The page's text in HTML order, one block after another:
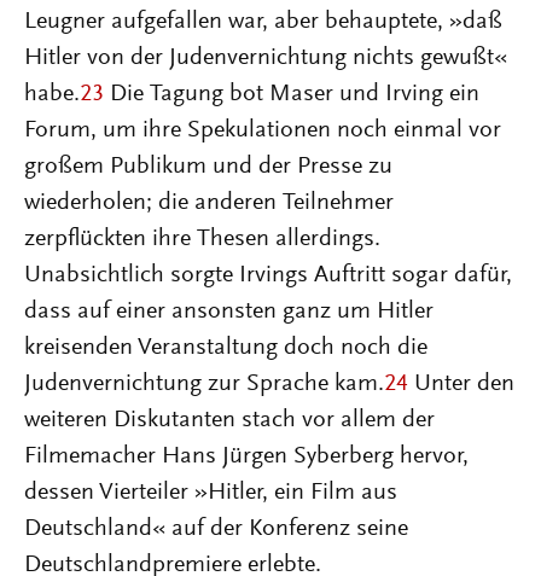
Leugner aufgefallen war, aber behauptete, »daß
Hitler von der Judenvernichtung nichts gewußt«
habe.23 Die Tagung bot Maser und Irving ein
Forum, um ihre Spekulationen noch einmal vor
großem Publikum und der Presse zu
wiederholen; die anderen Teilnehmer
zerpflückten ihre Thesen allerdings.
Unabsichtlich sorgte Irvings Auftritt sogar dafür,
dass auf einer ansonsten ganz um Hitler
kreisenden Veranstaltung doch noch die
Judenvernichtung zur Sprache kam.24 Unter den
weiteren Diskutanten stach vor allem der
Filmemacher Hans Jürgen Syberberg hervor,
dessen Vierteiler »Hitler, ein Film aus
Deutschland« auf der Konferenz seine
Deutschlandpremiere erlebte.